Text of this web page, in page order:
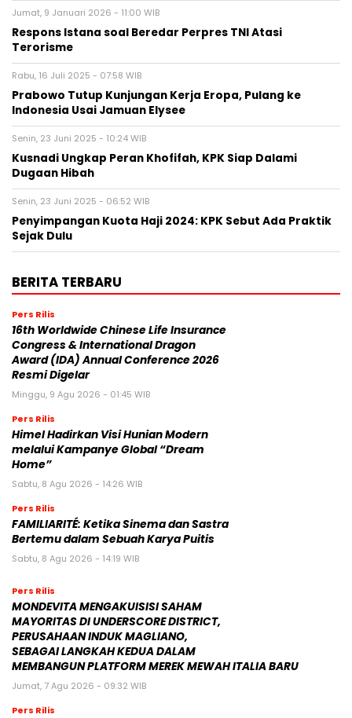
Jumat, 9 Januari 2026 - 11:00 WIB
Respons Istana soal Beredar Perpres TNI Atasi
Terorisme
Rabu, 16 Juli 2025 - 07:58 WIB
Prabowo Tutup Kunjungan Kerja Eropa, Pulang ke
Indonesia Usai Jamuan Elysee
Senin, 23 Juni 2025 - 10:24 WIB
Kusnadi Ungkap Peran Khofifah, KPK Siap Dalami
Dugaan Hibah
Senin, 23 Juni 2025 - 06:52 WIB
Penyimpangan Kuota Haji 2024: KPK Sebut Ada Praktik
Sejak Dulu
BERITA TERBARU
Pers Rilis
16th Worldwide Chinese Life Insurance
Congress & International Dragon
Award (IDA) Annual Conference 2026
Resmi Digelar
Minggu, 9 Agu 2026 - 01:45 WIB
Pers Rilis
Himel Hadirkan Visi Hunian Modern
melalui Kampanye Global “Dream
Home”
Sabtu, 8 Agu 2026 - 14:26 WIB
Pers Rilis
FAMILIARITÉ: Ketika Sinema dan Sastra
Bertemu dalam Sebuah Karya Puitis
Sabtu, 8 Agu 2026 - 14:19 WIB
Pers Rilis
MONDEVITA MENGAKUISISI SAHAM
MAYORITAS DI UNDERSCORE DISTRICT,
PERUSAHAAN INDUK MAGLIANO,
SEBAGAI LANGKAH KEDUA DALAM
MEMBANGUN PLATFORM MEREK MEWAH ITALIA BARU
Jumat, 7 Agu 2026 - 09:32 WIB
Pers Rilis